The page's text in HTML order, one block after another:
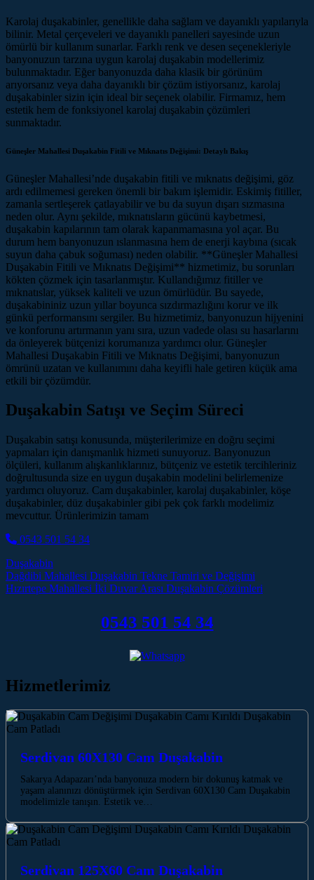
Karolaj duşakabinler, genellikle daha sağlam ve dayanıklı yapılarıyla
bilinir. Metal çerçeveleri ve dayanıklı panelleri sayesinde uzun
ömürlü bir kullanım sunarlar. Farklı renk ve desen seçenekleriyle
banyonuzun tarzına uygun karolaj duşakabin modellerimiz
bulunmaktadır. Eğer banyonuzda daha klasik bir görünüm
arıyorsanız veya daha dayanıklı bir çözüm istiyorsanız, karolaj
duşakabinler sizin için ideal bir seçenek olabilir. Firmamız, hem
estetik hem de fonksiyonel karolaj duşakabin çözümleri
sunmaktadır.
Güneşler Mahallesi Duşakabin Fitili ve Mıknatıs Değişimi: Detaylı Bakış
Güneşler Mahallesi’nde duşakabin fitili ve mıknatıs değişimi, göz
ardı edilmemesi gereken önemli bir bakım işlemidir. Eskimiş fitiller,
zamanla sertleşerek çatlayabilir ve bu da suyun dışarı sızmasına
neden olur. Aynı şekilde, mıknatısların gücünü kaybetmesi,
duşakabin kapılarının tam olarak kapanmamasına yol açar. Bu
durum hem banyonuzun ıslanmasına hem de enerji kaybına (sıcak
suyun daha çabuk soğuması) neden olabilir. **Güneşler Mahallesi
Duşakabin Fitili ve Mıknatıs Değişimi** hizmetimiz, bu sorunları
kökten çözmek için tasarlanmıştır. Kullandığımız fitiller ve
mıknatıslar, yüksek kaliteli ve uzun ömürlüdür. Bu sayede,
duşakabininiz uzun yıllar boyunca sızdırmazlığını korur ve ilk
günkü performansını sergiler. Bu hizmetimiz, banyonuzun hijyenini
ve konforunu artırmanın yanı sıra, uzun vadede olası su hasarlarını
da önleyerek bütçenizi korumanıza yardımcı olur. Güneşler
Mahallesi Duşakabin Fitili ve Mıknatıs Değişimi, banyonuzun
ömrünü uzatan ve kullanımını daha keyifli hale getiren küçük ama
etkili bir çözümdür.
Duşakabin Satışı ve Seçim Süreci
Duşakabin satışı konusunda, müşterilerimize en doğru seçimi
yapmaları için danışmanlık hizmeti sunuyoruz. Banyonuzun
ölçüleri, kullanım alışkanlıklarınız, bütçeniz ve estetik tercihleriniz
doğrultusunda size en uygun duşakabin modelini belirlemenize
yardımcı oluyoruz. Cam duşakabinler, karolaj duşakabinler, köşe
duşakabinler, düz duşakabinler gibi pek çok farklı modelimiz
mevcuttur. Ürünlerimizin tamam
0543 501 54 34
Duşakabin
Post navigation
Dağdibi Mahallesi Duşakabin Tekne Tamiri ve Değişimi
Hızırtepe Mahallesi İki Duvar Arası Duşakabin Çözümleri
0543 501 54 34
Hizmetlerimiz
Serdivan 60X130 Cam Duşakabin
Sakarya Adapazarı’nda banyonuza modern bir dokunuş katmak ve
yaşam alanınızı dönüştürmek için Serdivan 60X130 Cam Duşakabin
modelimizle tanışın. Estetik ve…
Serdivan 125X60 Cam Duşakabin